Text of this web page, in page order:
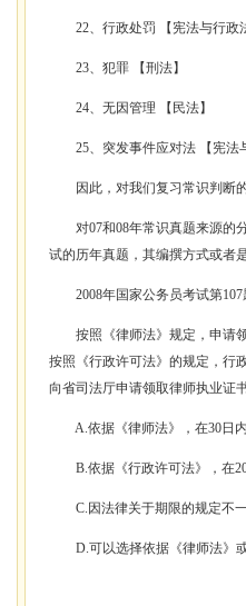
22、行政处罚 【宪法与行政
23、犯罪 【刑法】
24、无因管理 【民法】
25、突发事件应对法 【宪法
因此，对我们复习常识判断的
对07和08年常识真题来源的分
试的历年真题，其编撰方式或者
2008年国家公务员考试第107
按照《律师法》规定，申请领
按照《行政许可法》的规定，行
向省司法厅申请领取律师执业证
A.依据《律师法》，在30日内
B.依据《行政许可法》，在20
C.因法律关于期限的规定不一
D.可以选择依据《律师法》或